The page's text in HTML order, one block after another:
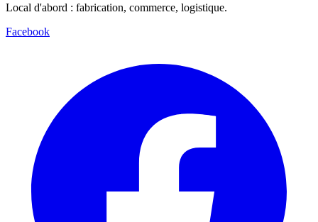
Local d'abord : fabrication, commerce, logistique.
Facebook